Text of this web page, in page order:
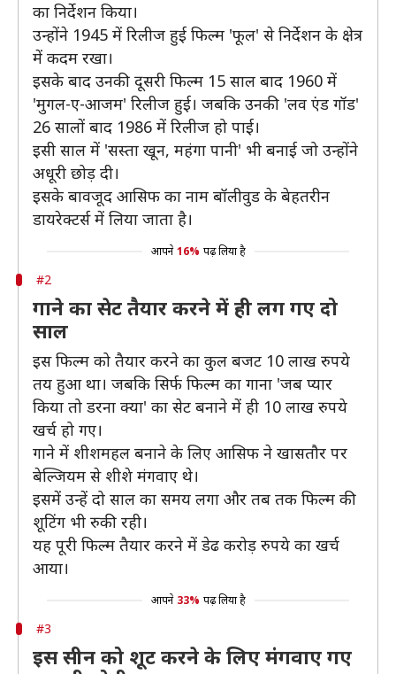
का निर्देशन किया।
उन्होंने 1945 में रिलीज हुई फिल्म 'फूल' से निर्देशन के क्षेत्र
में कदम रखा।
इसके बाद उनकी दूसरी फिल्म 15 साल बाद 1960 में
'मुगल-ए-आजम' रिलीज हुई। जबकि उनकी 'लव एंड गॉड'
26 सालों बाद 1986 में रिलीज हो पाई।
इसी साल में 'सस्ता खून, महंगा पानी' भी बनाई जो उन्होंने
अधूरी छोड़ दी।
इसके बावजूद आसिफ का नाम बॉलीवुड के बेहतरीन
डायरेक्टर्स में लिया जाता है।
आपने 16% पढ़ लिया है
#2
गाने का सेट तैयार करने में ही लग गए दो
साल
इस फिल्म को तैयार करने का कुल बजट 10 लाख रुपये
तय हुआ था। जबकि सिर्फ फिल्म का गाना 'जब प्यार
किया तो डरना क्या' का सेट बनाने में ही 10 लाख रुपये
खर्च हो गए।
गाने में शीशमहल बनाने के लिए आसिफ ने खासतौर पर
बेल्जियम से शीशे मंगवाए थे।
इसमें उन्हें दो साल का समय लगा और तब तक फिल्म की
शूटिंग भी रुकी रही।
यह पूरी फिल्म तैयार करने में डेढ करोड़ रुपये का खर्च
आया।
आपने 33% पढ़ लिया है
#3
इस सीन को शूट करने के लिए मंगवाए गए